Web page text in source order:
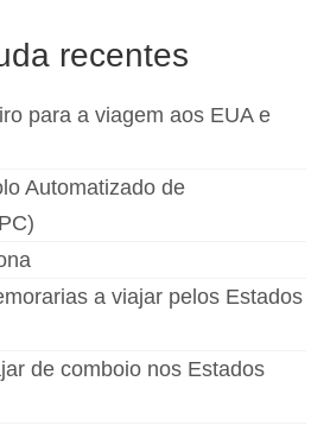
recentes
para a viagem aos EUA e
Automatizado de
a viajar pelos Estados
de comboio nos Estados